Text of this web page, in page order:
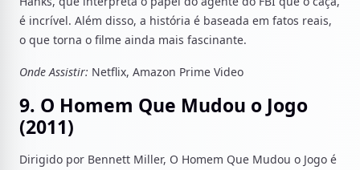
é incrível. Além disso, a história é baseada em fatos reais,
o que torna o filme ainda mais fascinante.
Onde Assistir: Netflix, Amazon Prime Video
9. O Homem Que Mudou o Jogo
(2011)
Dirigido por Bennett Miller, O Homem Que Mudou o Jogo é